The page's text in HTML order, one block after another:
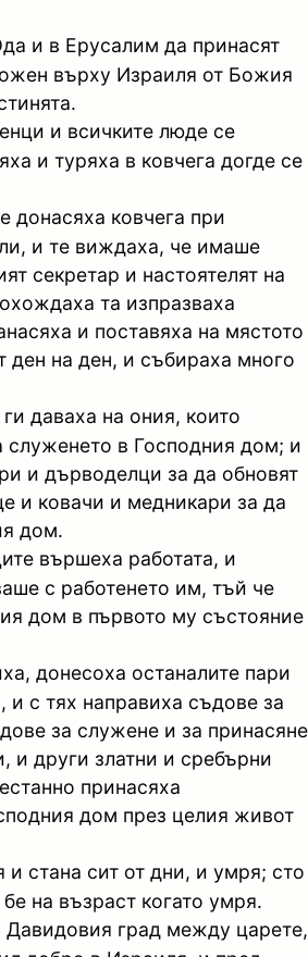
и в Ерусалим да принасят
върху Израиля от Божия
и всичките люде се
и туряха в ковчега догде се
донасяха ковчега при
и те виждаха, че имаше
секретар и настоятелят на
та изпразваха
и поставяха на мястото
ден на ден, и събираха много
даваха на ония, които
служенето в Господния дом; и
и дърводелци за да обновят
и ковачи и медникари за да
дом.
вършеха работата, и
с работенето им, тъй че
дом в първото му състояние
донесоха останалите пари
с тях направиха съдове за
за служене и за принасяне
и други златни и сребърни
принасяха
дом през целия живот
стана сит от дни, и умря; сто
на възраст когато умря.
Давидовия град между царете,